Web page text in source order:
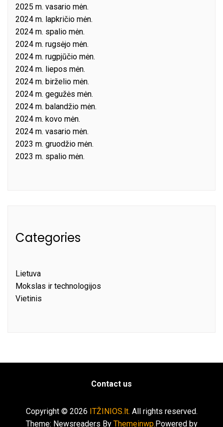
2025 m. vasario mėn.
2024 m. lapkričio mėn.
2024 m. spalio mėn.
2024 m. rugsėjo mėn.
2024 m. rugpjūčio mėn.
2024 m. liepos mėn.
2024 m. birželio mėn.
2024 m. gegužės mėn.
2024 m. balandžio mėn.
2024 m. kovo mėn.
2024 m. vasario mėn.
2023 m. gruodžio mėn.
2023 m. spalio mėn.
Categories
Lietuva
Mokslas ir technologijos
Vietinis
Contact us
Copyright © 2026 ITŽINIOS.lt. All rights reserved.
Theme: Newsreaders By Themeinwp.Powered by